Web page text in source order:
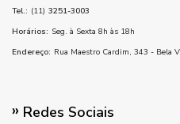
Tel.: (11) 3251-3003
Horários: Seg. à Sexta 8h às 18h
Endereço: Rua Maestro Cardim, 343 - Bela
Redes Sociais